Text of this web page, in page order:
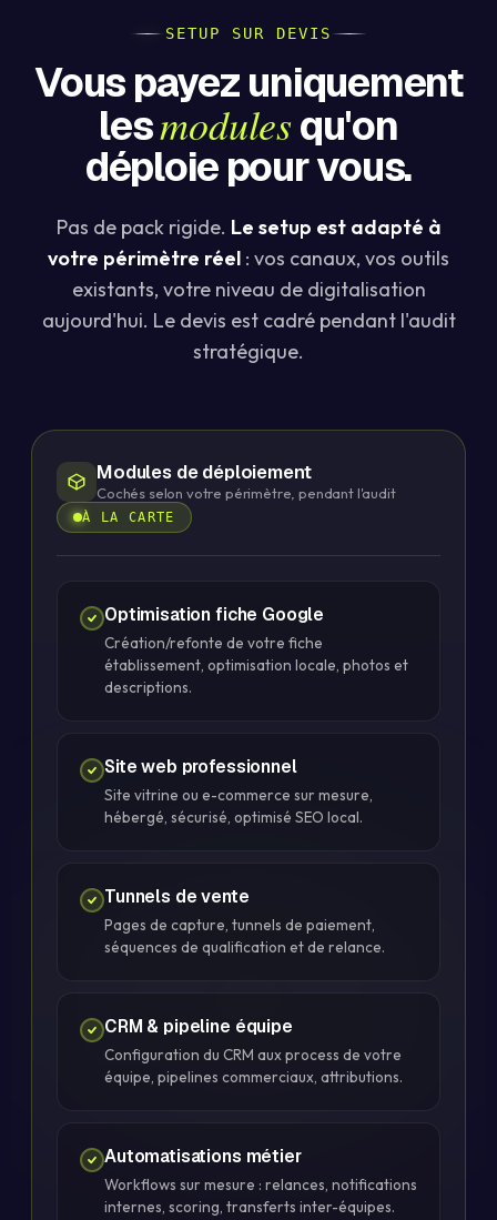
SETUP SUR DEVIS
Vous payez uniquement
lesmodulesqu'on
déploie pour vous.
Pas de pack rigide. Le setup est adapté à
votre périmètre réel : vos canaux, vos outils
existants, votre niveau de digitalisation
aujourd'hui. Le devis est cadré pendant l'audit
stratégique.
Modules de déploiement
Cochés selon votre périmètre, pendant l'audit
À LA CARTE
Optimisation fiche Google
Création/refonte de votre fiche
établissement, optimisation locale, photos et
descriptions.
Site web professionnel
Site vitrine ou e-commerce sur mesure,
hébergé, sécurisé, optimisé SEO local.
Tunnels de vente
Pages de capture, tunnels de paiement,
séquences de qualification et de relance.
CRM & pipeline équipe
Configuration du CRM aux process de votre
équipe, pipelines commerciaux, attributions.
Automatisations métier
Workflows sur mesure : relances, notifications
internes, scoring, transferts inter-équipes.